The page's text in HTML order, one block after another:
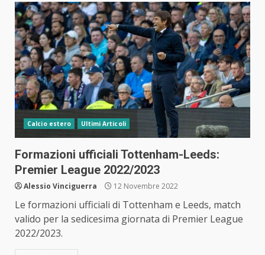
Calcio estero Ultimi Articoli
Formazioni ufficiali Tottenham-Leeds:
Premier League 2022/2023
Alessio Vinciguerra 12 Novembre 2022
Le formazioni ufficiali di Tottenham e Leeds, match
valido per la sedicesima giornata di Premier League
2022/2023.